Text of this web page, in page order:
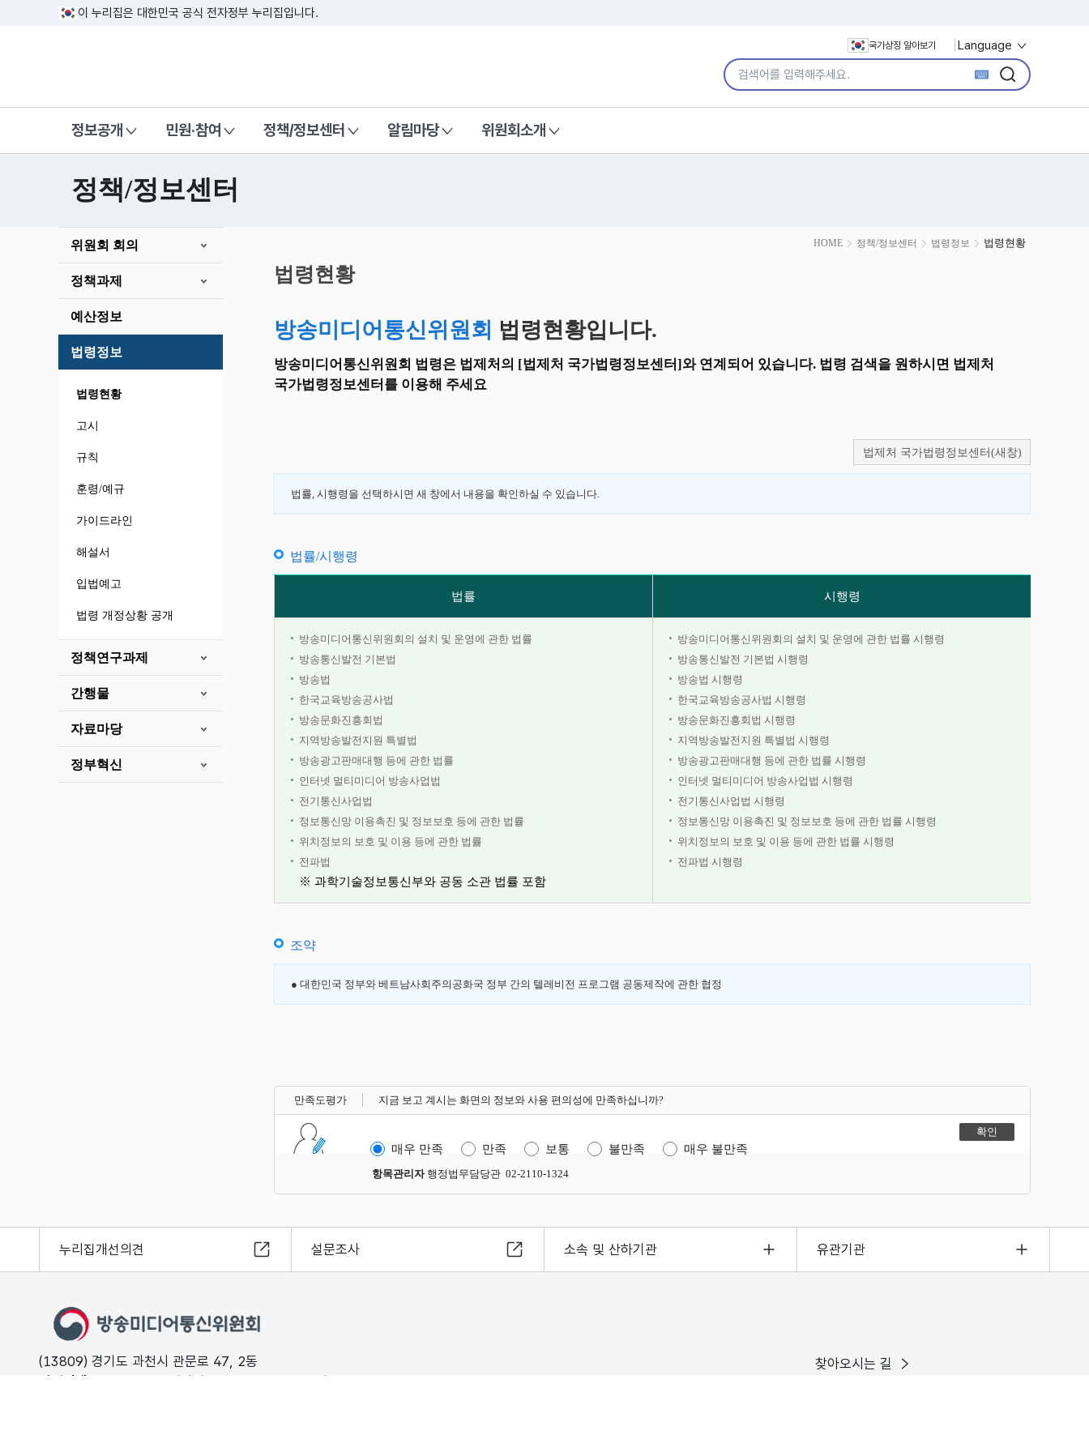
이 누리집은 대한민국 공식 전자정부 누리집입니다.
국가상징 알아보기 Language
통합검색어 입력
검색
검색
정보공개 민원·참여 정책/정보센터 알림마당 위원회소개
정책/정보센터
위원회 회의
정책과제
예산정보
법령정보
법령현황
고시
규칙
훈령/예규
가이드라인
해설서
입법예고
법령 개정상황 공개
정책연구과제
간행물
자료마당
정부혁신
HOME 정책/정보센터 법령정보 법령현황
시
작
법령현황
방송미디어통신위원회 법령현황입니다.
방송미디어통신위원회 법령은 법제처의 [법제처 국가법령정보센터]와 연계되어 있습니다. 법령 검색을 원하시면 법제처
국가법령정보센터를 이용해 주세요
법제처 국가법령정보센터(새창)
법률, 시행령을 선택하시면 새 창에서 내용을 확인하실 수 있습니다.
법률/시행령
법률 시행령
방송미디어통신위원회의 설치 및 운영에 관한 법률
방송통신발전 기본법
방송법
한국교육방송공사법
방송문화진흥회법
지역방송발전지원 특별법
방송광고판매대행 등에 관한 법률
인터넷 멀티미디어 방송사업법
전기통신사업법
정보통신망 이용촉진 및 정보보호 등에 관한 법률
위치정보의 보호 및 이용 등에 관한 법률
전파법
※ 과학기술정보통신부와 공동 소관 법률 포함
방송미디어통신위원회의 설치 및 운영에 관한 법률 시행령
방송통신발전 기본법 시행령
방송법 시행령
한국교육방송공사법 시행령
방송문화진흥회법 시행령
지역방송발전지원 특별법 시행령
방송광고판매대행 등에 관한 법률 시행령
인터넷 멀티미디어 방송사업법 시행령
전기통신사업법 시행령
정보통신망 이용촉진 및 정보보호 등에 관한 법률 시행령
위치정보의 보호 및 이용 등에 관한 법률 시행령
전파법 시행령
조약
● 대한민국 정부와 베트남사회주의공화국 정부 간의 텔레비전 프로그램 공동제작에 관한 협정
만족도평가 지금 보고 계시는 화면의 정보와 사용 편의성에 만족하십니까?
매우 만족 만족 보통 불만족 매우 불만족
항목관리자행정법무담당관 02-2110-1324
누리집개선의견 설문조사 소속 및 산하기관 유관기관
(13809) 경기도 과천시 관문로 47, 2동
찾아오시는 길